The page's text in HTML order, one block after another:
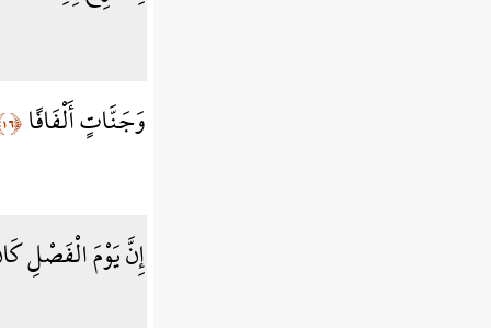
وَجَنَّاتٍ أَلْفَافًا﴿١٦﴾
إِنَّ يَوْمَ الْفَصْلِ